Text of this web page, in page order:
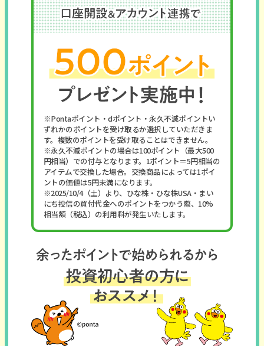
※Pontaポイント・dポイント・永久不滅ポイントい
ずれかのポイントを受け取るか選択していただきま
す。複数のポイントを受け取ることはできません。
※永久不滅ポイントの場合は100ポイント（最大500
円相当）での付与となります。1ポイント＝5円相当の
アイテムで交換した場合。交換商品によっては1ポイ
ントの価値は5円未満になります。
※2025/10/4（土）より、ひな株・ひな株USA・まい
にち投信の買付代金へのポイントをつかう際、10%
相当額（税込）の利用料が発生いたします。